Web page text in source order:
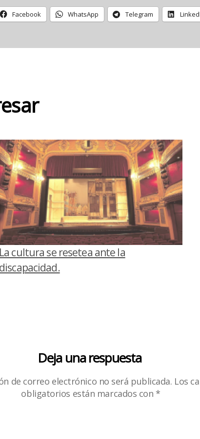
Facebook WhatsApp Telegram
La cultura se resetea ante la
discapacidad.
Deja una respuesta
de correo electrónico no será publicada. Los
obligatorios están marcados con *